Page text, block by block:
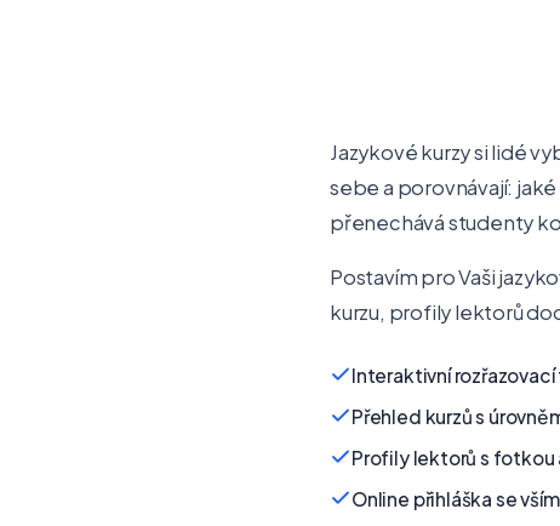
Jazykové kurzy si lidé
sebe a porovnávají:
přenechává studenty
Postavím pro Vaši
kurzu, profily lektorů
Interaktivní
Přehled kurzů s
Profily lektorů s fotkou
Online přihláška se